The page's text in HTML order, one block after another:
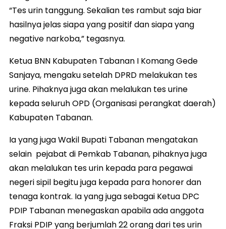
“Tes urin tanggung. Sekalian tes rambut saja biar
hasilnya jelas siapa yang positif dan siapa yang
negative narkoba,” tegasnya.
Ketua BNN Kabupaten Tabanan I Komang Gede
Sanjaya, mengaku setelah DPRD melakukan tes
urine. Pihaknya juga akan melalukan tes urine
kepada seluruh OPD (Organisasi perangkat daerah)
Kabupaten Tabanan.
Ia yang juga Wakil Bupati Tabanan mengatakan
selain pejabat di Pemkab Tabanan, pihaknya juga
akan melalukan tes urin kepada para pegawai
negeri sipil begitu juga kepada para honorer dan
tenaga kontrak. Ia yang juga sebagai Ketua DPC
PDIP Tabanan menegaskan apabila ada anggota
Fraksi PDIP yang berjumlah 22 orang dari tes urin